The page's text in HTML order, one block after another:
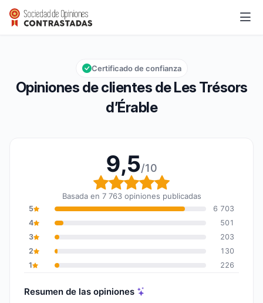
Les Trésors d’Érable
Calificación global: 9,5 de 10
9,5/10
Opiniones de clientes de Les Trésors
d’Érable
Certificado de confianza
9,5/10
Calificación global: 9,5
Basada en 7 763 opiniones publicadas
5
6 703
4
501
3
203
2
130
1
226
Resumen de las opiniones